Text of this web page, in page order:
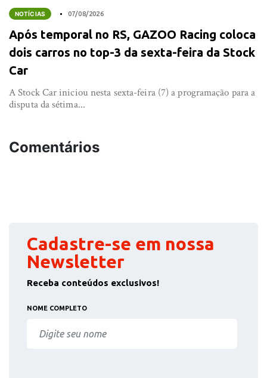
NOTÍCIAS 07/08/2026
Após temporal no RS, GAZOO Racing coloca
dois carros no top-3 da sexta-feira da Stock
Car
A Stock Car iniciou nesta sexta-feira (7) a programação para a
disputa da sétima...
Comentários
Cadastre-se em nossa
Newsletter
Receba conteúdos exclusivos!
NOME COMPLETO